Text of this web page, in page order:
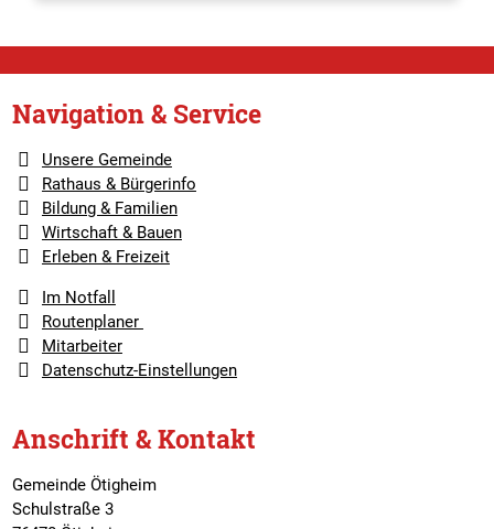
Navigation & Service
Unsere Gemeinde
Rathaus & Bürgerinfo
Bildung & Familien
Wirtschaft & Bauen
Erleben & Freizeit
Im Notfall
Routenplaner
Mitarbeiter
Datenschutz-Einstellungen
Anschrift & Kontakt
Gemeinde Ötigheim
Schulstraße 3